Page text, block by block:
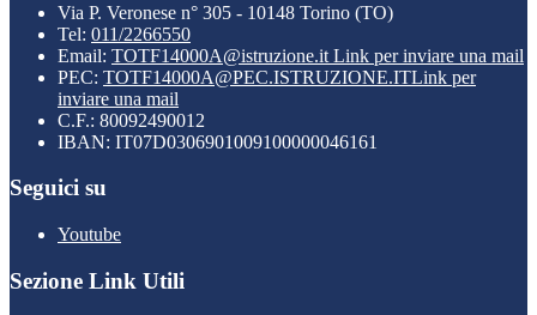
Via P. Veronese n° 305 - 10148 Torino (TO)
Tel: 011/2266550
Email: TOTF14000A@istruzione.it Link per inviare una mail
PEC: TOTF14000A@PEC.ISTRUZIONE.ITLink per
inviare una mail
C.F.: 80092490012
IBAN: IT07D0306901009100000046161
Seguici su
Youtube
Sezione Link Utili